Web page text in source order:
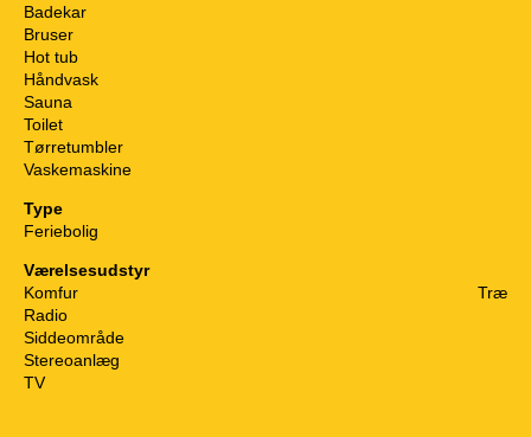
Badekar
Bruser
Hot tub
Håndvask
Sauna
Toilet
Tørretumbler
Vaskemaskine
Type
Feriebolig
Værelsesudstyr
Komfur
Træ
Radio
Siddeområde
Stereoanlæg
TV